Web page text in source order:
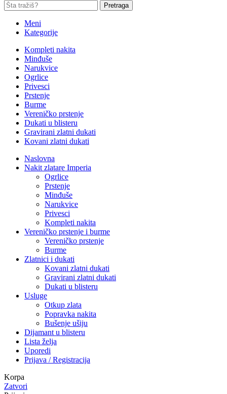
Pretraga
Meni
Kategorije
Kompleti nakita
Minđuše
Narukvice
Ogrlice
Privesci
Prstenje
Burme
Vereničko prstenje
Dukati u blisteru
Gravirani zlatni dukati
Kovani zlatni dukati
Naslovna
Nakit zlatare Imperia
Ogrlice
Prstenje
Minđuše
Narukvice
Privesci
Kompleti nakita
Vereničko prstenje i burme
Vereničko prstenje
Burme
Zlatnici i dukati
Kovani zlatni dukati
Gravirani zlatni dukati
Dukati u blisteru
Usluge
Otkup zlata
Popravka nakita
Bušenje ušiju
Dijamant u blisteru
Lista želja
Uporedi
Prijava / Registracija
Korpa
Zatvori